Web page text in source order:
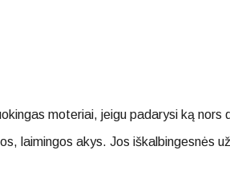
moteriai, jeigu padarysi ką nors
laimingos akys. Jos iškalbingesnės